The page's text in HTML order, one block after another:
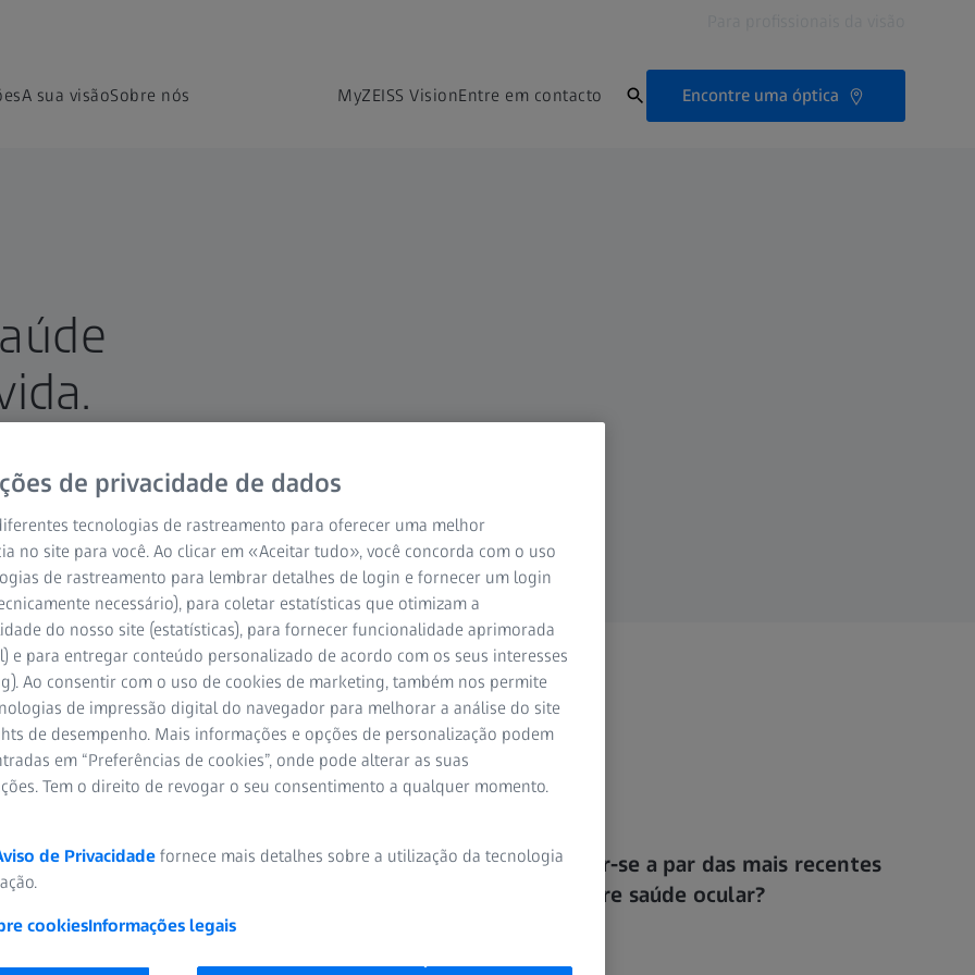
A sua visãoSobre nós MyZEISS VisionEntre em contacto Encontre uma óptica
Procura um local onde guardar as
informações dos seus produtos ZEISS e
das suas prescrições?
Quer manter-se a par das mais recentes
notícias sobre saúde ocular?
de privacidade de dados
tecnologias de rastreamento para oferecer uma melhor
no site para você. Ao clicar em «Aceitar tudo», você concorda com o uso
de rastreamento para lembrar detalhes de login e fornecer um login
necessário), para coletar estatísticas que otimizam a
do nosso site (estatísticas), para fornecer funcionalidade aprimorada
e para entregar conteúdo personalizado de acordo com os seus interesses
Ao consentir com o uso de cookies de marketing, também nos permite
de impressão digital do navegador para melhorar a análise do site
de desempenho. Mais informações e opções de personalização podem
em “Preferências de cookies”, onde pode alterar as suas
Tem o direito de revogar o seu consentimento a qualquer momento.
de Privacidade fornece mais detalhes sobre a utilização da tecnologia
cookiesInformações legais